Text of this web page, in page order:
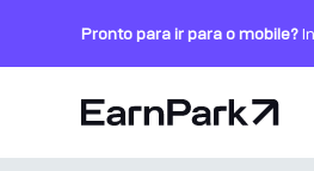
Pronto para ir para o mobile?
Página Inicial